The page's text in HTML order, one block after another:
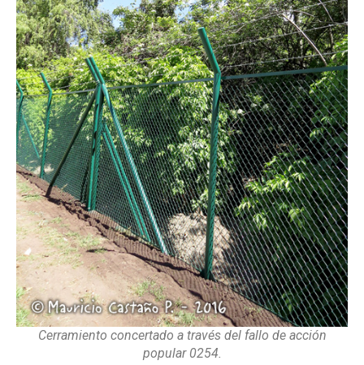
Cerramiento concertado a través del fallo de acción
popular 0254.